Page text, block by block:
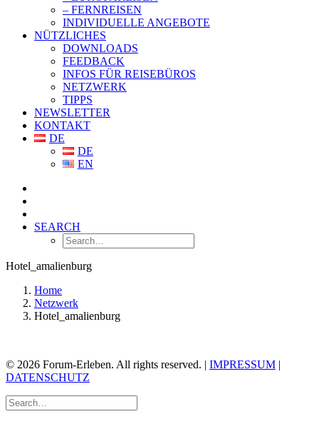
– FERNREISEN
INDIVIDUELLE ANGEBOTE
NÜTZLICHES
DOWNLOADS
FEEDBACK
INFOS FÜR REISEBÜROS
NETZWERK
TIPPS
NEWSLETTER
KONTAKT
DE
DE
EN
SEARCH
Hotel_amalienburg
Home
Netzwerk
Hotel_amalienburg
© 2026 Forum-Erleben. All rights reserved. | IMPRESSUM |
DATENSCHUTZ